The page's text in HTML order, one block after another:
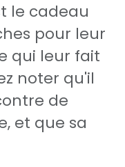
le cadeau
pour leur
qui leur fait
noter qu'il
de
et que sa